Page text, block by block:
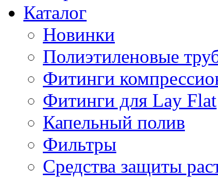
Каталог
Новинки
Полиэтиленовые
Фитинги
Фитинги для Lay Flat
Капельный полив
Фильтры
Средства защиты